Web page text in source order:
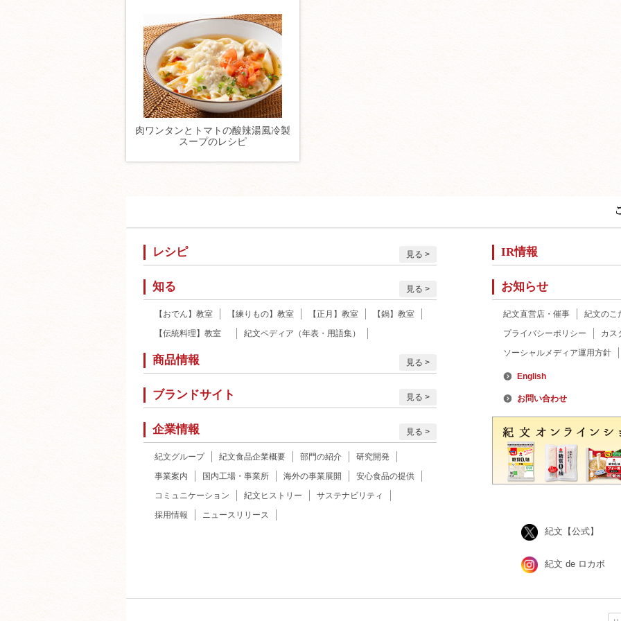
肉ワンタンとトマトの酸辣湯風冷製
スープのレシピ
レシピ 見る
知る 見る
【おでん】教室 【練りもの】教室 【正月】教室
【鍋】教室
【伝統料理】教室
紀文ペディア（年表・用語集）
商品情報 見る
ブランドサイト 見る
企業情報 見る
紀文グループ 紀文食品企業概要 部門の紹介
研究開発
事業案内
国内工場・事業所 海外の事業展開
安心食品の提供
コミュニケーション
紀文ヒストリー
サステナビリティ
採用情報
ニュースリリース
IR情報
お知らせ
紀文直営店・催事
紀文のこ
プライバシーポリシー
カス
ソーシャルメディア運用方針
English
お問い合わせ
紀文【公式】
紀文 de ロカボ